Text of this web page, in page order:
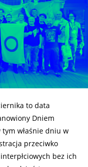
to data
Dniem
tym właśnie dniu w
przeciwko
bez ich